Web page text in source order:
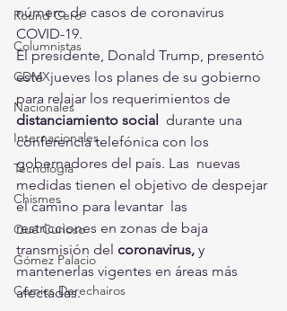
Round Cero
Columnistas
CDMX
Nacionales
Internacionales
Tecnología
Chismes
Qué Curioso
Gómez Palacio
Comics Derechairos
número de casos de coronavirus
COVID-19.
El presidente, Donald Trump, presentó
este  jueves los planes de su gobierno
para relajar los requerimientos de
distanciamiento social
  durante una
conferencia telefónica con los
gobernadores del país. Las  nuevas
medidas tienen el objetivo de despejar
el camino para levantar  las
restricciones en zonas de baja
transmisión del coronavirus, y
mantenerlas vigentes en áreas más
afectadas.